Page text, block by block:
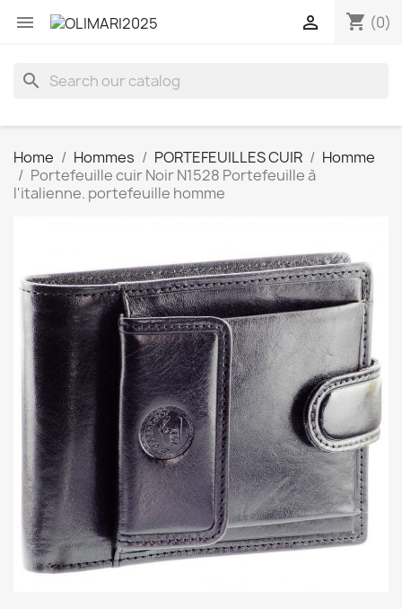
 shopping_cart (0)

search
Home Hommes PORTEFEUILLES CUIR
Homme
Portefeuille cuir Noir N1528 Portefeuille à
l'italienne. portefeuille homme